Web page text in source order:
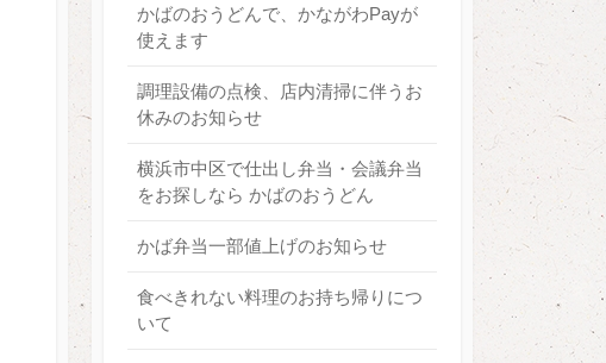
かばのおうどんで、かながわPayが
使えます
調理設備の点検、店内清掃に伴うお
休みのお知らせ
横浜市中区で仕出し弁当・会議弁当
をお探しなら かばのおうどん
かば弁当一部値上げのお知らせ
食べきれない料理のお持ち帰りにつ
いて